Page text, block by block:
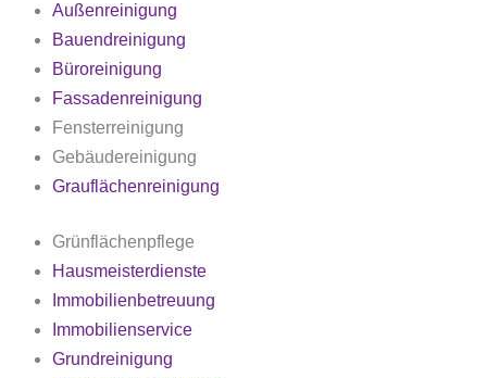
Außenreinigung
Bauendreinigung
Büroreinigung
Fassadenreinigung
Fensterreinigung
Gebäudereinigung
Grauflächenreinigung
Grünflächenpflege
Hausmeisterdienste
Immobilienbetreuung
Immobilienservice
Grundreinigung